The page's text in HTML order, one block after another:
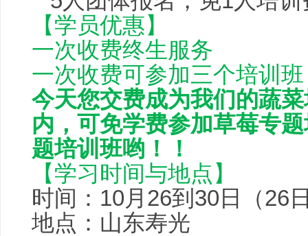
【学员优惠】
一次收费终生服务
一次收费可参加三个培训班
今天您交费成为我们的蔬
内，可免学费参加草莓专
题培训班哟！！
【学习时间与地点】
时间：10月26到30日（26
地点：山东寿光